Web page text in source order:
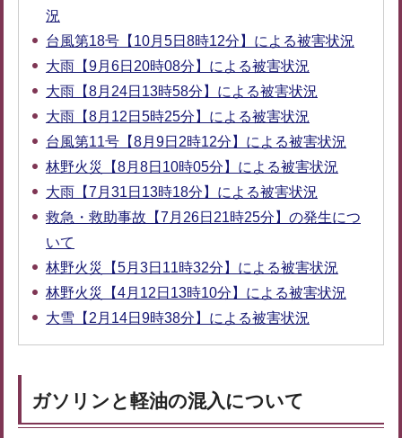
況
台風第18号【10月5日8時12分】による被害状況
大雨【9月6日20時08分】による被害状況
大雨【8月24日13時58分】による被害状況
大雨【8月12日5時25分】による被害状況
台風第11号【8月9日2時12分】による被害状況
林野火災【8月8日10時05分】による被害状況
大雨【7月31日13時18分】による被害状況
救急・救助事故【7月26日21時25分】の発生につ
いて
林野火災【5月3日11時32分】による被害状況
林野火災【4月12日13時10分】による被害状況
大雪【2月14日9時38分】による被害状況
ガソリンと軽油の混入について